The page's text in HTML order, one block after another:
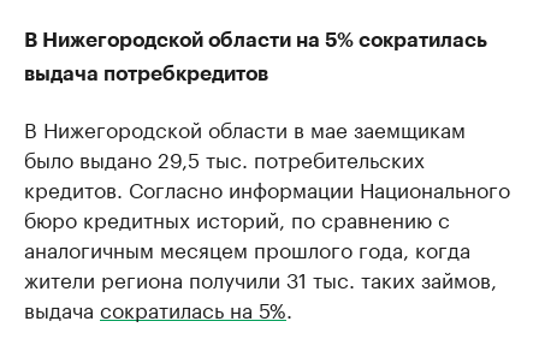
В Нижегородской области на 5% сократилась
выдача потребкредитов
В Нижегородской области в мае заемщикам
было выдано 29,5 тыс. потребительских
кредитов. Согласно информации Национального
бюро кредитных историй, по сравнению с
аналогичным месяцем прошлого года, когда
жители региона получили 31 тыс. таких займов,
выдача сократилась на 5%.